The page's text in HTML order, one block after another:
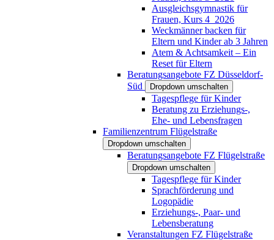
Ausgleichsgymnastik für
Frauen, Kurs 4_2026
Weckmänner backen für
Eltern und Kinder ab 3 Jahren
Atem & Achtsamkeit – Ein
Reset für Eltern
Beratungsangebote FZ Düsseldorf-
Süd
Dropdown umschalten
Tagespflege für Kinder
Beratung zu Erziehungs-,
Ehe- und Lebensfragen
Familienzentrum Flügelstraße
Dropdown umschalten
Beratungsangebote FZ Flügelstraße
Dropdown umschalten
Tagespflege für Kinder
Sprachförderung und
Logopädie
Erziehungs-, Paar- und
Lebensberatung
Veranstaltungen FZ Flügelstraße